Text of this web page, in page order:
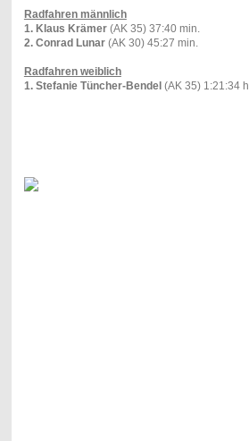
Radfahren männlich
1. Klaus Krämer(AK 35) 37:40 min.
2. Conrad Lunar(AK 30) 45:27 min.
Radfahren weiblich
1. Stefanie Tüncher-Bendel(AK 35) 1:21:34 h